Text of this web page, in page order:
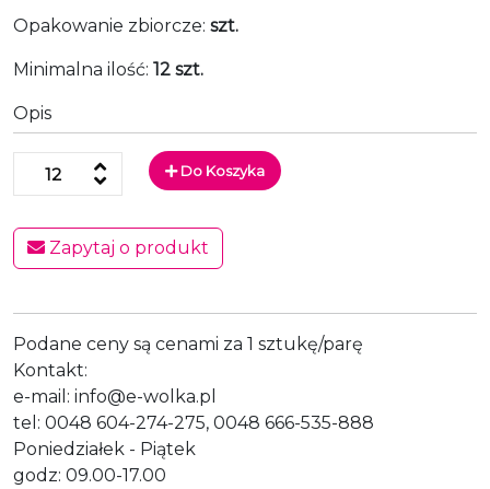
Opakowanie zbiorcze: szt.
Minimalna ilość: 12 szt.
Opis
Do Koszyka
Zapytaj o produkt
Podane ceny są cenami za 1 sztukę/parę
Kontakt:
e-mail: info@e-wolka.pl
tel: 0048 604-274-275, 0048 666-535-888
Poniedziałek - Piątek
godz: 09.00-17.00